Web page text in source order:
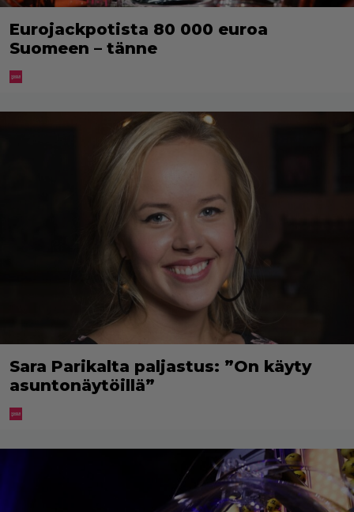
Eurojackpotista 80 000 euroa
Suomeen – tänne
Sara Parikalta paljastus: ”On käyty
asuntonäytöillä”